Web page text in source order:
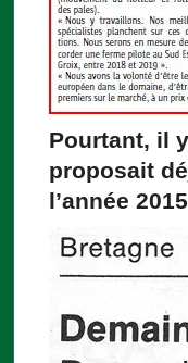
Pourtant, il
proposait
l’année